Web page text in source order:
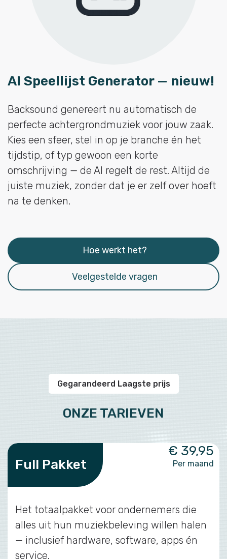
AI Speellijst Generator — nieuw!
Backsound genereert nu automatisch de
perfecte achtergrondmuziek voor jouw zaak.
Kies een sfeer, stel in op je branche én het
tijdstip, of typ gewoon een korte
omschrijving — de AI regelt de rest. Altijd de
juiste muziek, zonder dat je er zelf over hoeft
na te denken.
Hoe werkt het?
Veelgestelde vragen
Gegarandeerd Laagste prijs
ONZE TARIEVEN
Full Pakket
€ 39,95
Per maand
Het totaalpakket voor ondernemers die
alles uit hun muziekbeleving willen halen
— inclusief hardware, software, apps én
service.